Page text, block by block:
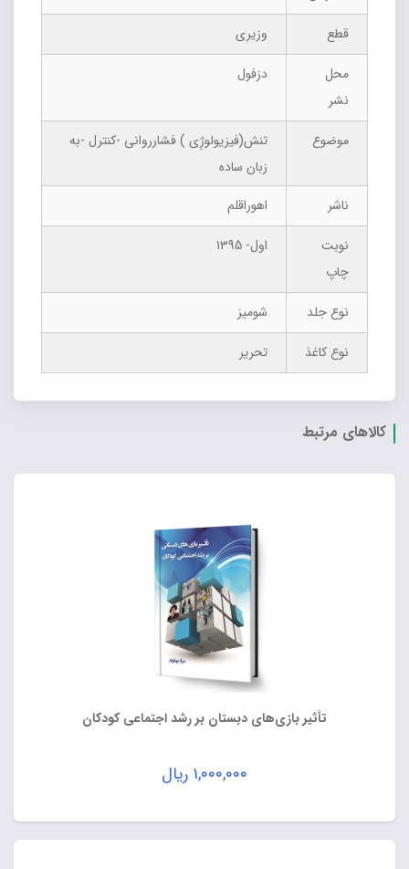
قطع
وزیری
محل
نشر
دزفول
موضوع
تنش(فیزیولوژِی ) فشارروانی -کنترل -به
زبان ساده
ناشر
اهوراقلم
نوبت
چاپ
اول- 1395
نوع جلد
شومیز
نوع کاغذ
تحریر
کالاهای مرتبط
تأثیر بازی‌های دبستان بر رشد اجتماعی کودکان
۱,۰۰۰,۰۰۰ ریال